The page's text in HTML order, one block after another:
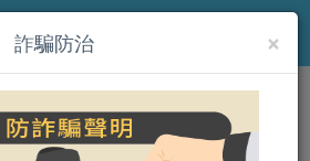
MENU
鹿角海月
×
詐騙防治